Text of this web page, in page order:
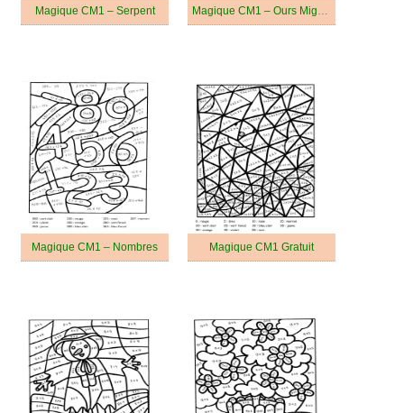
Magique CM1 – Serpent
Magique CM1 – Nombres Magique CM1 Gratuit